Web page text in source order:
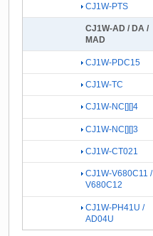
CJ1W-PTS
CJ1W-AD / DA /
MAD
CJ1W-PDC15
CJ1W-TC
CJ1W-NC[][]4
CJ1W-NC[][]3
CJ1W-CT021
CJ1W-V680C11 /
V680C12
CJ1W-PH41U /
AD04U